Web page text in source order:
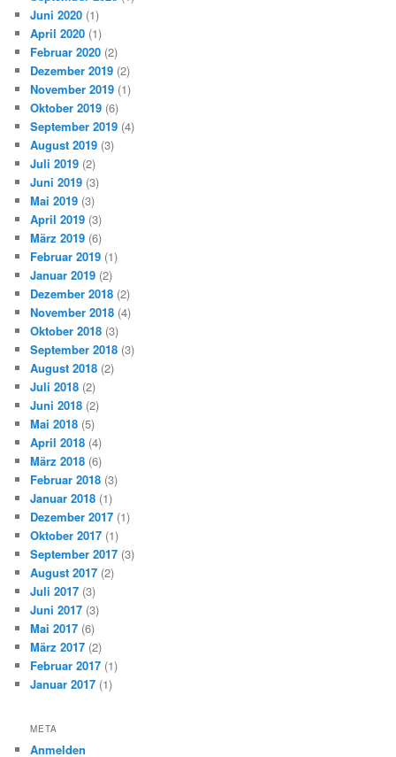
Juni 2020 (1)
April 2020 (1)
Februar 2020 (2)
Dezember 2019 (2)
November 2019 (1)
Oktober 2019 (6)
September 2019 (4)
August 2019 (3)
Juli 2019 (2)
Juni 2019 (3)
Mai 2019 (3)
April 2019 (3)
März 2019 (6)
Februar 2019 (1)
Januar 2019 (2)
Dezember 2018 (2)
November 2018 (4)
Oktober 2018 (3)
September 2018 (3)
August 2018 (2)
Juli 2018 (2)
Juni 2018 (2)
Mai 2018 (5)
April 2018 (4)
März 2018 (6)
Februar 2018 (3)
Januar 2018 (1)
Dezember 2017 (1)
Oktober 2017 (1)
September 2017 (3)
August 2017 (2)
Juli 2017 (3)
Juni 2017 (3)
Mai 2017 (6)
März 2017 (2)
Februar 2017 (1)
Januar 2017 (1)
META
Anmelden